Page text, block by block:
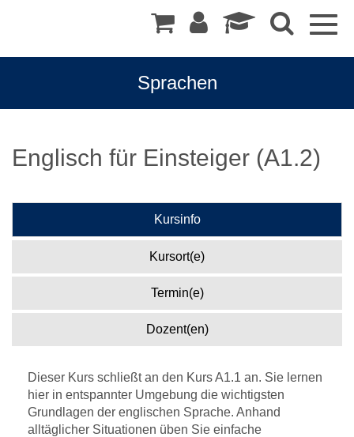
Sprachen
Englisch für Einsteiger (A1.2)
Kursinfo
Kursort(e)
Termin(e)
Dozent(en)
Dieser Kurs schließt an den Kurs A1.1 an. Sie lernen
hier in entspannter Umgebung die wichtigsten
Grundlagen der englischen Sprache. Anhand
alltäglicher Situationen üben Sie einfache